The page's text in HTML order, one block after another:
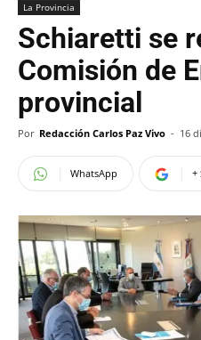
La Provincia
Schiaretti se
Comisión de
provincial
Por Redacción Carlos Paz Vivo - 16
WhatsApp +